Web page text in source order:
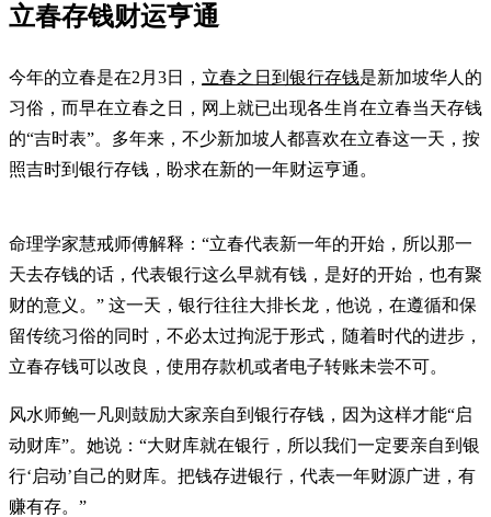
立春存钱财运亨通
今年的立春是在2月3日， 立春之日到银行存钱是新加坡华人的
习俗，而早在立春之日，网上就已出现各生肖在立春当天存钱
的“吉时表”。多年来，不少新加坡人都喜欢在立春这一天，按
照吉时到银行存钱，盼求在新的一年财运亨通。
命理学家慧戒师傅解释：“立春代表新一年的开始，所以那一
天去存钱的话，代表银行这么早就有钱，是好的开始，也有聚
财的意义。” 这一天，银行往往大排长龙，他说，在遵循和保
留传统习俗的同时，不必太过拘泥于形式，随着时代的进步，
立春存钱可以改良，使用存款机或者电子转账未尝不可。
风水师鲍一凡则鼓励大家亲自到银行存钱，因为这样才能“启
动财库”。她说：“大财库就在银行，所以我们一定要亲自到银
行‘启动’自己的财库。把钱存进银行，代表一年财源广进，有
赚有存。”